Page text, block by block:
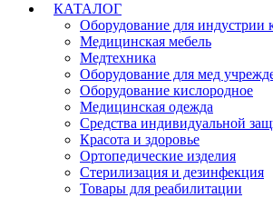
КАТАЛОГ
Оборудование для индустрии
Медицинская мебель
Медтехника
Оборудование для мед
Оборудование кислородное
Медицинская одежда
Средства индивидуальной
Красота и здоровье
Ортопедические изделия
Стерилизация и дезинфекция
Товары для реабилитации